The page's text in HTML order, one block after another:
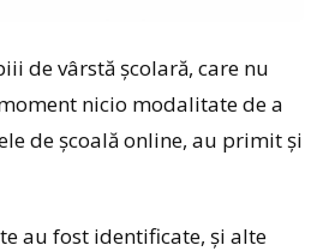
de vârstă școlară, care nu
nicio modalitate de a
de școală online, au primit și
au fost identificate, și alte